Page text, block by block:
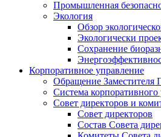
Промышленная
Экология
Обзор
Экологически
Сохранение
Корпоративное управление
Обращение Заместителя
Система корпоративного
Совет директоров и
Совет директоров
Состав Совета